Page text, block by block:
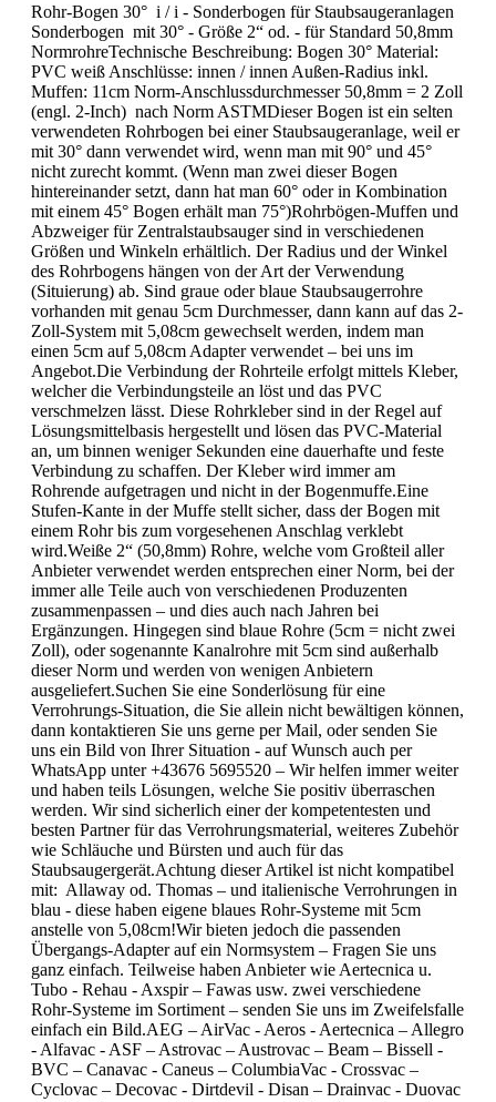
Rohr-Bogen 30° i / i - Sonderbogen für Staubsaugeranlagen
Sonderbogen mit 30° - Größe 2“ od. - für Standard 50,8mm
NormrohreTechnische Beschreibung: Bogen 30° Material:
PVC weiß Anschlüsse: innen / innen Außen-Radius inkl.
Muffen: 11cm Norm-Anschlussdurchmesser 50,8mm = 2 Zoll
(engl. 2-Inch) nach Norm ASTMDieser Bogen ist ein selten
verwendeten Rohrbogen bei einer Staubsaugeranlage, weil er
mit 30° dann verwendet wird, wenn man mit 90° und 45°
nicht zurecht kommt. (Wenn man zwei dieser Bogen
hintereinander setzt, dann hat man 60° oder in Kombination
mit einem 45° Bogen erhält man 75°)Rohrbögen-Muffen und
Abzweiger für Zentralstaubsauger sind in verschiedenen
Größen und Winkeln erhältlich. Der Radius und der Winkel
des Rohrbogens hängen von der Art der Verwendung
(Situierung) ab. Sind graue oder blaue Staubsaugerrohre
vorhanden mit genau 5cm Durchmesser, dann kann auf das 2-
Zoll-System mit 5,08cm gewechselt werden, indem man
einen 5cm auf 5,08cm Adapter verwendet – bei uns im
Angebot.Die Verbindung der Rohrteile erfolgt mittels Kleber,
welcher die Verbindungsteile an löst und das PVC
verschmelzen lässt. Diese Rohrkleber sind in der Regel auf
Lösungsmittelbasis hergestellt und lösen das PVC-Material
an, um binnen weniger Sekunden eine dauerhafte und feste
Verbindung zu schaffen. Der Kleber wird immer am
Rohrende aufgetragen und nicht in der Bogenmuffe.Eine
Stufen-Kante in der Muffe stellt sicher, dass der Bogen mit
einem Rohr bis zum vorgesehenen Anschlag verklebt
wird.Weiße 2“ (50,8mm) Rohre, welche vom Großteil aller
Anbieter verwendet werden entsprechen einer Norm, bei der
immer alle Teile auch von verschiedenen Produzenten
zusammenpassen – und dies auch nach Jahren bei
Ergänzungen. Hingegen sind blaue Rohre (5cm = nicht zwei
Zoll), oder sogenannte Kanalrohre mit 5cm sind außerhalb
dieser Norm und werden von wenigen Anbietern
ausgeliefert.Suchen Sie eine Sonderlösung für eine
Verrohrungs-Situation, die Sie allein nicht bewältigen können,
dann kontaktieren Sie uns gerne per Mail, oder senden Sie
uns ein Bild von Ihrer Situation - auf Wunsch auch per
WhatsApp unter +43676 5695520 – Wir helfen immer weiter
und haben teils Lösungen, welche Sie positiv überraschen
werden. Wir sind sicherlich einer der kompetentesten und
besten Partner für das Verrohrungsmaterial, weiteres Zubehör
wie Schläuche und Bürsten und auch für das
Staubsaugergerät.Achtung dieser Artikel ist nicht kompatibel
mit: Allaway od. Thomas – und italienische Verrohrungen in
blau - diese haben eigene blaues Rohr-Systeme mit 5cm
anstelle von 5,08cm!Wir bieten jedoch die passenden
Übergangs-Adapter auf ein Normsystem – Fragen Sie uns
ganz einfach. Teilweise haben Anbieter wie Aertecnica u.
Tubo - Rehau - Axspir – Fawas usw. zwei verschiedene
Rohr-Systeme im Sortiment – senden Sie uns im Zweifelsfalle
einfach ein Bild.AEG – AirVac - Aeros - Aertecnica – Allegro
- Alfavac - ASF – Astrovac – Austrovac – Beam – Bissell -
BVC – Canavac - Caneus – ColumbiaVac - Crossvac –
Cyclovac – Decovac - Dirtdevil - Disan – Drainvac - Duovac